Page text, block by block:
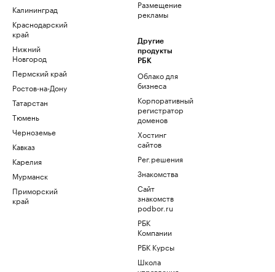
Калининград
Краснодарский
край
Нижний
Новгород
Пермский край
Ростов-на-Дону
Татарстан
Тюмень
Черноземье
Кавказ
Карелия
Мурманск
Приморский
край
Размещение
рекламы
Другие
продукты
РБК
Облако для
бизнеса
Корпоративный
регистратор
доменов
Хостинг
сайтов
Рег.решения
Знакомства
Сайт
знакомств
podbor.ru
РБК
Компании
РБК Курсы
Школа